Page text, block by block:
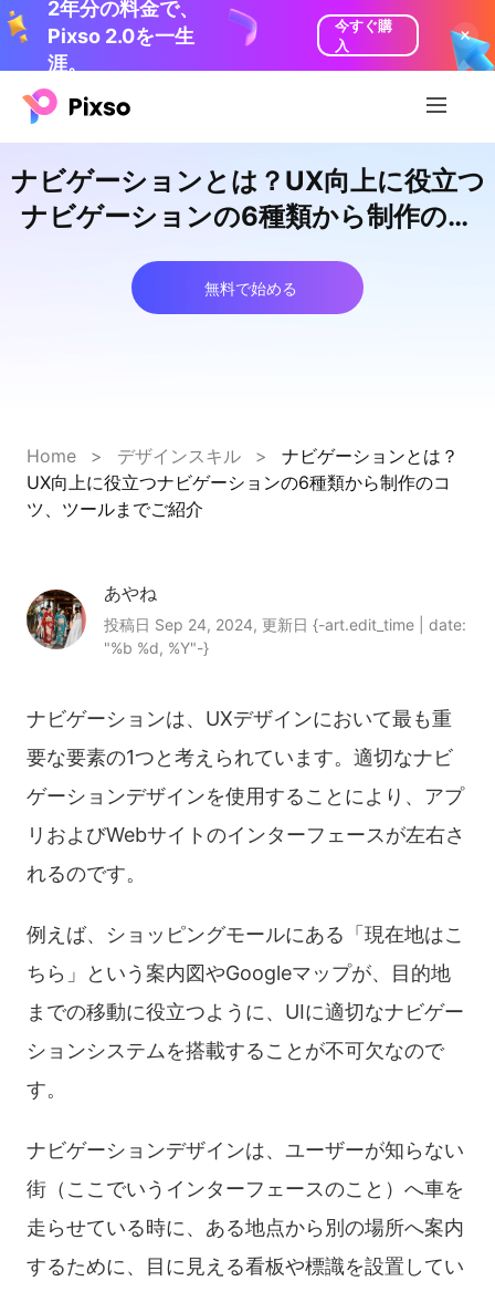
2年分の料金で、
Pixso 2.0を一生
涯。
今すぐ購
入
ナビゲーションとは？UX向上に役立つ
ナビゲーションの6種類から制作のコ
無料で始める
Home > デザインスキル >
ナビゲーションとは？
UX向上に役立つナビゲーションの6種類から制作のコ
ツ、ツールまでご紹介
あやね
投稿日 Sep 24, 2024, 更新日 {-art.edit_time | date:
"%b %d, %Y"-}
ナビゲーションは、UXデザインにおいて最も重
要な要素の1つと考えられています。適切なナビ
ゲーションデザインを使用することにより、アプ
リおよびWebサイトのインターフェースが左右さ
れるのです。
例えば、ショッピングモールにある「現在地はこ
ちら」という案内図やGoogleマップが、目的地
までの移動に役立つように、UIに適切なナビゲー
ションシステムを搭載することが不可欠なので
す。
ナビゲーションデザインは、ユーザーが知らない
街（ここでいうインターフェースのこと）へ車を
走らせている時に、ある地点から別の場所へ案内
するために、目に見える看板や標識を設置してい